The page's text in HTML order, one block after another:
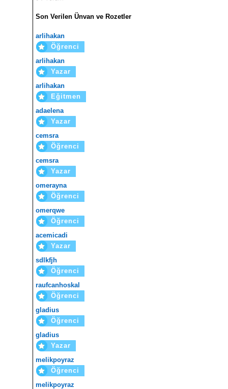
Son Verilen Ünvan ve Rozetler
arlihakan
Öğrenci
arlihakan
Yazar
arlihakan
Eğitmen
adaelena
Yazar
cemsra
Öğrenci
cemsra
Yazar
omerayna
Öğrenci
omerqwe
Öğrenci
acemicadi
Yazar
sdlkfjh
Öğrenci
raufcanhoskal
Öğrenci
gladius
Öğrenci
gladius
Yazar
melikpoyraz
Öğrenci
melikpoyraz